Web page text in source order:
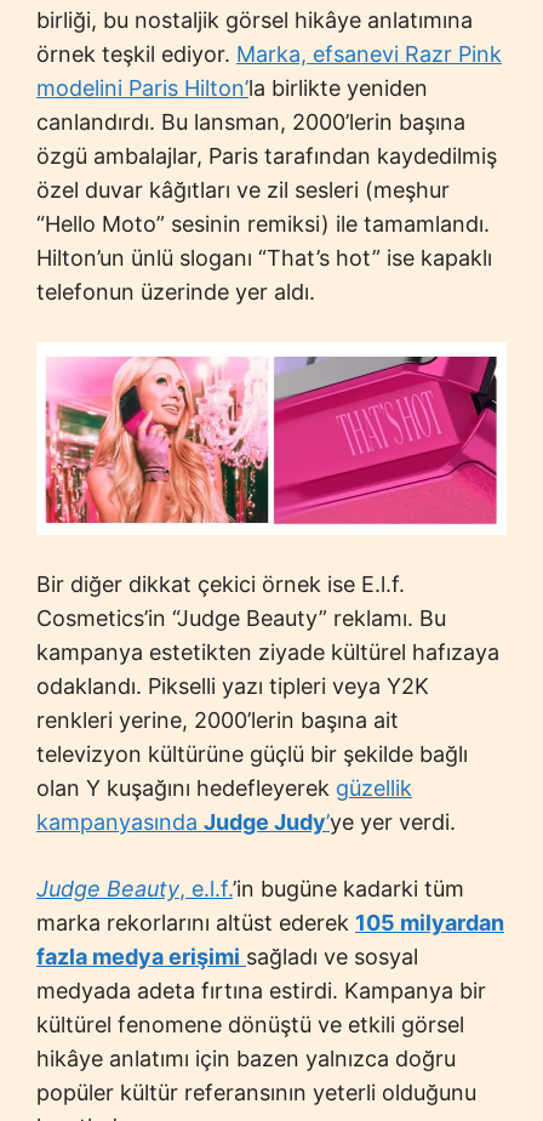
birliği, bu nostaljik görsel hikâye anlatımına
örnek teşkil ediyor. Marka, efsanevi Razr Pink
modelini Paris Hilton’la birlikte yeniden
canlandırdı. Bu lansman, 2000’lerin başına
özgü ambalajlar, Paris tarafından kaydedilmiş
özel duvar kâğıtları ve zil sesleri (meşhur
“Hello Moto” sesinin remiksi) ile tamamlandı.
Hilton’un ünlü sloganı “That’s hot” ise kapaklı
telefonun üzerinde yer aldı.
Bir diğer dikkat çekici örnek ise E.l.f.
Cosmetics’in “Judge Beauty” reklamı. Bu
kampanya estetikten ziyade kültürel hafızaya
odaklandı. Pikselli yazı tipleri veya Y2K
renkleri yerine, 2000’lerin başına ait
televizyon kültürüne güçlü bir şekilde bağlı
olan Y kuşağını hedefleyerek güzellik
kampanyasında Judge Judy’ye yer verdi.
Judge Beauty, e.l.f.’in bugüne kadarki tüm
marka rekorlarını altüst ederek 105 milyardan
fazla medya erişimi sağladı ve sosyal
medyada adeta fırtına estirdi. Kampanya bir
kültürel fenomene dönüştü ve etkili görsel
hikâye anlatımı için bazen yalnızca doğru
popüler kültür referansının yeterli olduğunu